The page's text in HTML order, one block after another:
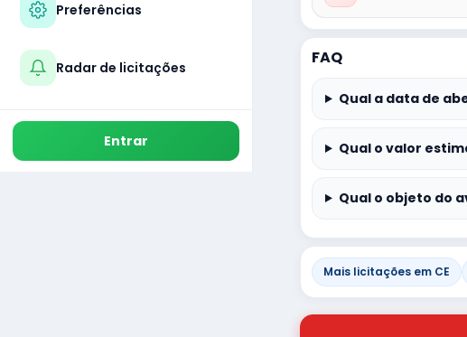
Preferências
Radar de licitações
Entrar
FAQ
Qual a data de
Qual o valor
Qual o objeto do
Mais licitações em CE